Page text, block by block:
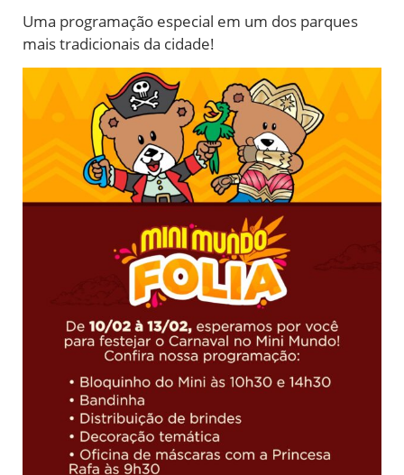
Uma programação especial em um dos parques
mais tradicionais da cidade!